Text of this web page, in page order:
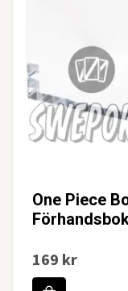
One Piece
169 kr